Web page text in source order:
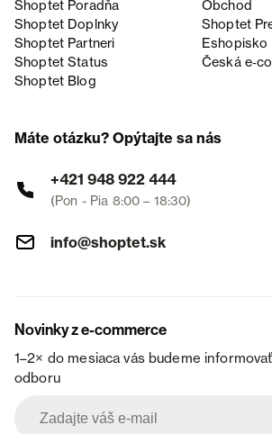
Shoptet Poradňa
Obchod
Shoptet Doplnky
Shoptet
Shoptet Partneri
Eshopisko
Shoptet Status
Česká
Shoptet Blog
Máte otázku? Opýtajte sa nás
+421 948 922 444
(Pon - Pia 8:00 – 18:30)
info@shoptet.sk
Novinky z e-commerce
1–2× do mesiaca vás budeme
odboru